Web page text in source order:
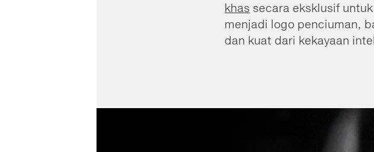
khas secara eksklusif
menjadi logo penciuman,
dan kuat dari kekayaan